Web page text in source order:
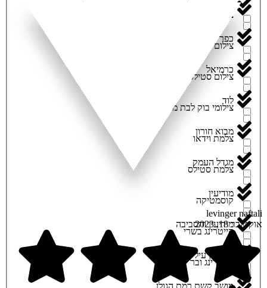
צילום ועריכת קליפ בת מצוה
צילום סטילס
צילום סטילס ווידאו
צילומי בוק לבת מצוה
צלמת וידאו
צלמת סטילס
קוסמטיקה
קייטרינג בשרי
קייטרינג ובר
כפר סבא
כרמיאל
לוד
מבוא חורון
מגדל העמק
מודיעין
מודיעין והסביבה
מודיעין עילית
levinger naftali
אוקטובר 18, 2023